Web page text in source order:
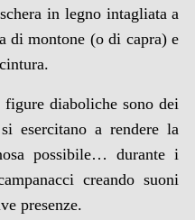
in legno intagliata a
di montone (o di capra) e
diaboliche sono dei
esercitano a rendere la
possibile… durante i
creando suoni
presenze.